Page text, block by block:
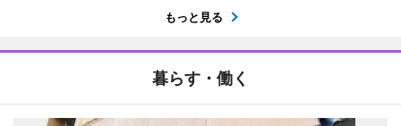
もっと見る
暮らす・働く